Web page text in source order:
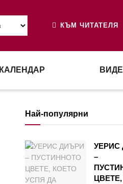
КЪМ ЧИТАТЕЛЯ
КАЛЕНДАР
Най-популярни
УЕРИС
–